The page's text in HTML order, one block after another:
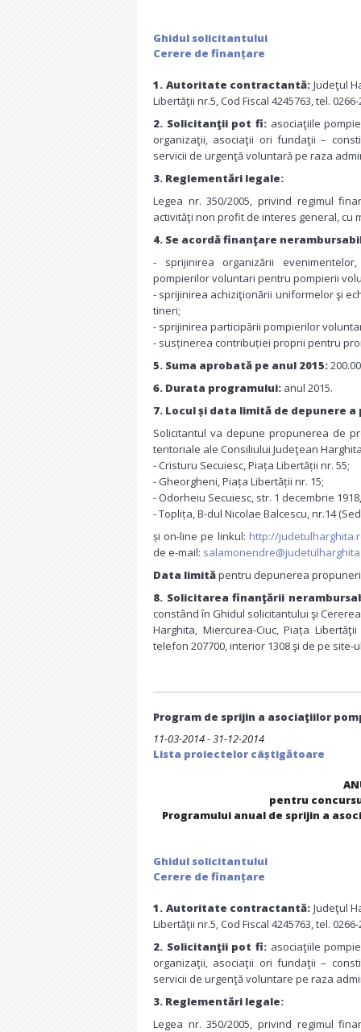
Ghidul solicitantului
Cerere de finanțare
1. Autoritate contractantă: Judeţul
Libertăţii nr.5, Cod Fiscal 4245763, tel.
2. Solicitanţii pot fi: asociaţiile
organizaţii, asociaţii ori fundaţii –
servicii de urgenţă voluntară pe raza
3. Reglementări legale:
Legea nr. 350/2005, privind regimul
activităţi non profit de interes general, cu
4. Se acordă finanţare
- sprijinirea organizării
pompierilor voluntari pentru pompierii
- sprijinirea achiziţionării uniformelor şi
tineri;
- sprijinirea participării pompierilor
- susținerea contribuției proprii pentru
5. Suma aprobată pe anul 2015:
6. Durata programului: anul 2015.
7. Locul și data limită de depunere
Solicitantul va depune propunerea de
teritoriale ale Consiliului Judeţean
- Cristuru Secuiesc, Piața Libertății nr. 55;
- Gheorgheni, Piața Libertății nr. 15;
- Odorheiu Secuiesc, str. 1 decembrie
- Toplița, B-dul Nicolae Balcescu, nr.14
și on-line pe linkul: http://
de e-mail:
Data limităpentru depunerea
8. Solicitarea finanţării
constând în Ghidul solicitantului şi
Harghita, Miercurea-Ciuc, Piața
telefon 207700, interior 1308 şi de pe site-
Program de sprijin a asociaţiilor
11-03-2014 - 31-12-2014
Lista proiectelor câștigătoare
pentru
Programului anual de sprijin a
Ghidul solicitantului
Cerere de finanțare
1. Autoritate contractantă: Judeţul
Libertăţii nr.5, Cod Fiscal 4245763, tel.
2. Solicitanţii pot fi: asociaţiile
organizaţii, asociaţii ori fundaţii –
servicii de urgenţă voluntare pe raza
3. Reglementări legale:
Legea nr. 350/2005, privind regimul